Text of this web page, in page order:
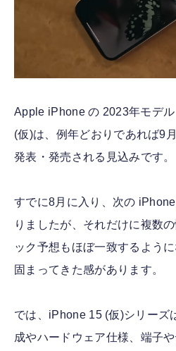
Apple iPhone の 2023年モデ
(仮)は、例年どおりであれば9
発表・発売される見込みです。
すでに8月に入り、次の
りましたが、それだけに複数
ック予想もほぼ一致するよう
固まってきた感があります。
では、iPhone 15 (仮)シリーズ
成やハードウェア仕様、端子